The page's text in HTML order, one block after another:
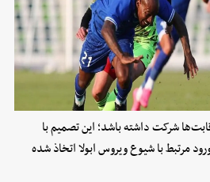
این رقابت‌ها شرکت داشته باشد؛ این تصمیم با
مرتبط با شیوع ویروس ابولا اتخاذ شده